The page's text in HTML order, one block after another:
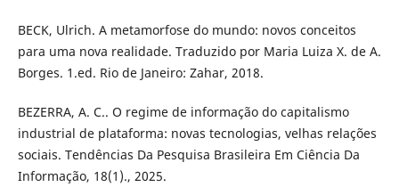
BECK, Ulrich. A metamorfose do mundo: novos conceitos
para uma nova realidade. Traduzido por Maria Luiza X. de A.
Borges. 1.ed. Rio de Janeiro: Zahar, 2018.
BEZERRA, A. C.. O regime de informação do capitalismo
industrial de plataforma: novas tecnologias, velhas relações
sociais. Tendências Da Pesquisa Brasileira Em Ciência Da
Informação, 18(1)., 2025.